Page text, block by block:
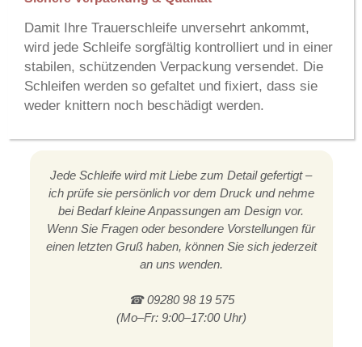
Damit Ihre Trauerschleife unversehrt ankommt,
wird jede Schleife sorgfältig kontrolliert und in einer
stabilen, schützenden Verpackung versendet. Die
Schleifen werden so gefaltet und fixiert, dass sie
weder knittern noch beschädigt werden.
Jede Schleife wird mit Liebe zum Detail gefertigt –
ich prüfe sie persönlich vor dem Druck und nehme
bei Bedarf kleine Anpassungen am Design vor.
Wenn Sie Fragen oder besondere Vorstellungen für
einen letzten Gruß haben, können Sie sich jederzeit
an uns wenden.
☎ 09280 98 19 575
(Mo–Fr: 9:00–17:00 Uhr)